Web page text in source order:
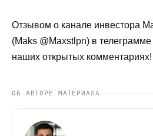
Отзывом о канале инвестора
(Maks @Maxstlpn) в
наших открытых комментариях!
ОБ АВТОРЕ МАТЕРИАЛА